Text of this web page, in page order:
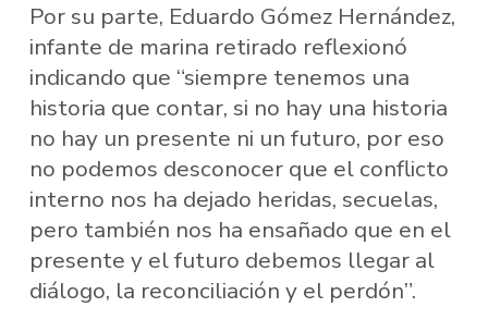
Por su parte, Eduardo Gómez Hernández,
infante de marina retirado reflexionó
indicando que “siempre tenemos una
historia que contar, si no hay una historia
no hay un presente ni un futuro, por eso
no podemos desconocer que el conflicto
interno nos ha dejado heridas, secuelas,
pero también nos ha ensañado que en el
presente y el futuro debemos llegar al
diálogo, la reconciliación y el perdón”.